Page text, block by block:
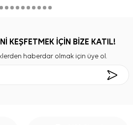
KEŞFETMEK İÇİN BİZE KATIL!
haberdar olmak için üye ol.